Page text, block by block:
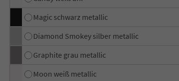
Magic schwarz metallic
Diamond Smokey silber metallic
Graphite grau metallic
Moon weiß metallic